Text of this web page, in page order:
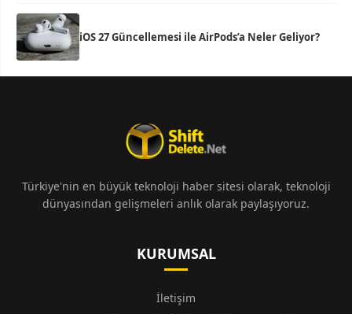
iOS 27 Güncellemesi ile AirPods’a Neler Geliyor?
Türkiye'nin en büyük teknoloji haber sitesi olarak, teknoloji
dünyasından gelişmeleri anlık olarak paylaşıyoruz.
KURUMSAL
İletişim